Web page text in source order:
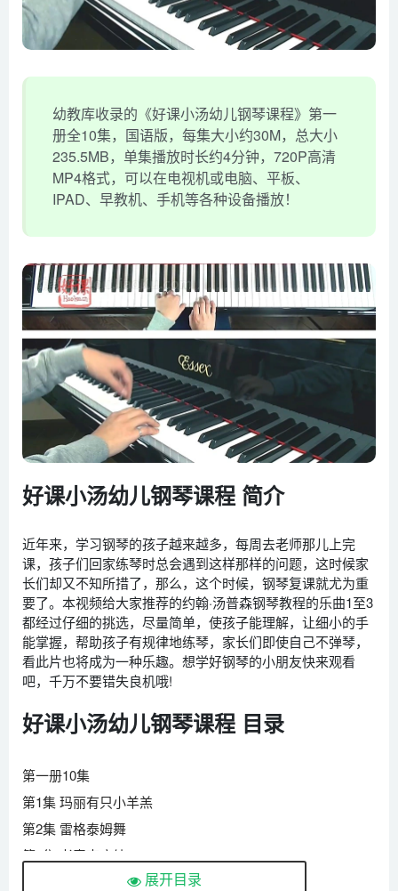
幼教库收录的《好课小汤幼儿钢琴课程》第一
册全10集，国语版，每集大小约30M，总大小
235.5MB，单集播放时长约4分钟，720P高清
MP4格式，可以在电视机或电脑、平板、
IPAD、早教机、手机等各种设备播放！
好课小汤幼儿钢琴课程 简介
近年来，学习钢琴的孩子越来越多，每周去老师那儿上完
课，孩子们回家练琴时总会遇到这样那样的问题，这时候家
长们却又不知所措了，那么，这个时候，钢琴复课就尤为重
要了。本视频给大家推荐的约翰·汤普森钢琴教程的乐曲1至3
都经过仔细的挑选，尽量简单，使孩子能理解，让细小的手
能掌握，帮助孩子有规律地练琴，家长们即使自己不弹琴，
看此片也将成为一种乐趣。想学好钢琴的小朋友快来观看
吧，千万不要错失良机哦!
好课小汤幼儿钢琴课程 目录
第一册10集
第1集 玛丽有只小羊羔
第2集 雷格泰姆舞
第3集 老麦克唐纳
展开目录